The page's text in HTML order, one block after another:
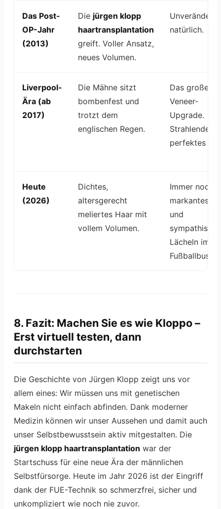
Das Post-
OP-Jahr
(2013)
Die jürgen klopp
haartransplantation
greift. Voller Ansatz,
neues Volumen.
Unverändert
natürlich.
Liverpool-
Ära (ab
2017)
Die Mähne sitzt
bombenfest und
trotzt dem
englischen Regen.
Das große
Veneer-
Upgrade.
Strahlendes,
perfektes
Heute
(2026)
Dichtes,
altersgerecht
meliertes Haar mit
vollem Volumen.
Immer noch
markanteste
und
Lächeln im
8. Fazit: Machen Sie es wie Kloppo –
Erst virtuell testen, dann
durchstarten
Die Geschichte von Jürgen Klopp zeigt uns vor
allem eines: Wir müssen uns mit genetischen
Makeln nicht einfach abfinden. Dank moderner
Medizin können wir unser Aussehen und damit auch
unser Selbstbewusstsein aktiv mitgestalten. Die
jürgen klopp haartransplantation war der
Startschuss für eine neue Ära der männlichen
Selbstfürsorge. Heute im Jahr 2026 ist der Eingriff
dank der FUE-Technik so schmerzfrei, sicher und
unkompliziert wie noch nie zuvor.